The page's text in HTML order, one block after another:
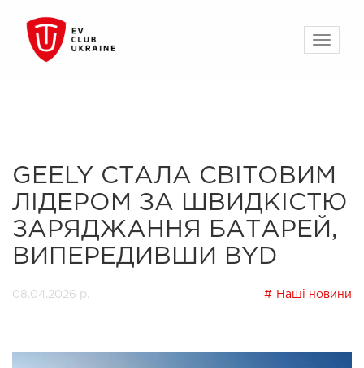
GEELY СТАЛА СВІТОВИМ
ЛІДЕРОМ ЗА ШВИДКІСТЮ
ЗАРЯДЖАННЯ БАТАРЕЙ,
ВИПЕРЕДИВШИ BYD
08.04.2026 р. Наші новини